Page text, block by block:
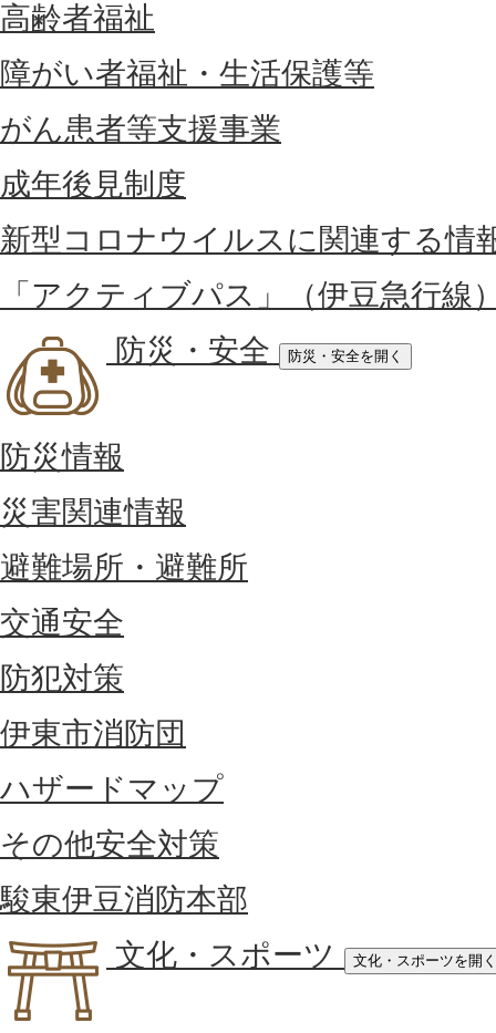
高齢者福祉
障がい者福祉・生活保護等
がん患者等支援事業
成年後見制度
新型コロナウイルスに関連する情
「アクティブパス」（伊豆急行線
防災・安全
防災・安全を開く
防災情報
災害関連情報
避難場所・避難所
交通安全
防犯対策
伊東市消防団
ハザードマップ
その他安全対策
駿東伊豆消防本部
文化・スポーツ
文化・スポーツを開く